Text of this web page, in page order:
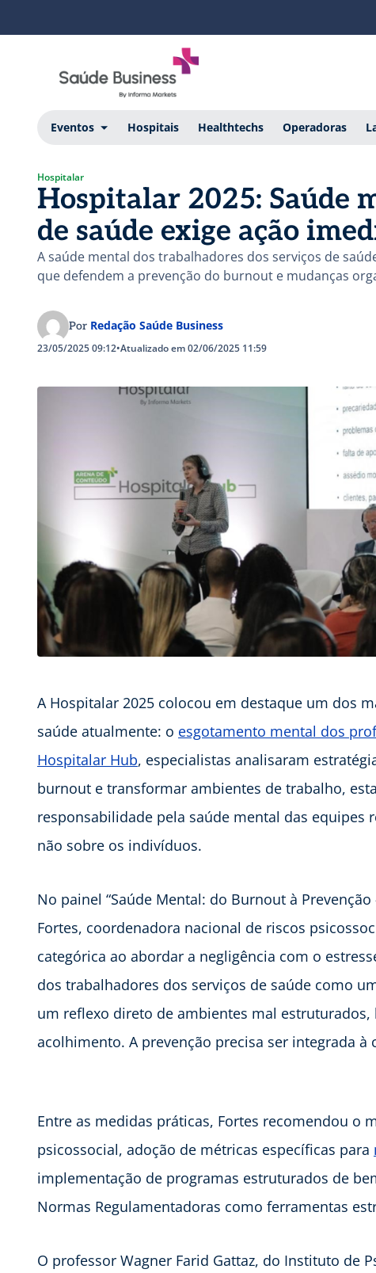
Eventos Hospitais Healthtechs Operadoras
Hospitalar
Hospitalar 2025: Saúde
de saúde exige ação
A saúde mental dos trabalhadores dos serviços de
que defendem a prevenção do burnout e mudanças
Por Redação Saúde Business
23/05/2025 09:12•Atualizado em 02/06/2025 11:59
A Hospitalar 2025 colocou em destaque um dos
saúde atualmente: o esgotamento mental dos
Hospitalar Hub, especialistas analisaram
burnout e transformar ambientes de trabalho,
responsabilidade pela saúde mental das
não sobre os indivíduos.
No painel “Saúde Mental: do Burnout à
Fortes, coordenadora nacional de riscos
categórica ao abordar a negligência com o
dos trabalhadores dos serviços de saúde como
um reflexo direto de ambientes mal estruturados,
acolhimento. A prevenção precisa ser integrada à
Entre as medidas práticas, Fortes recomendou o
psicossocial, adoção de métricas específicas para
implementação de programas estruturados de
Normas Regulamentadoras como ferramentas
O professor Wagner Farid Gattaz, do Instituto de